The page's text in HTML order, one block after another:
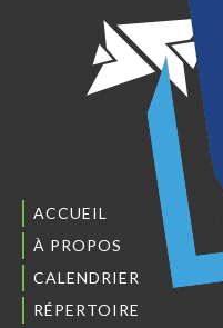
ACCUEIL
À PROPOS
CALENDRIER
RÉPERTOIRE